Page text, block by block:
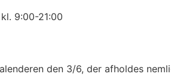
9:00-21:00
den 3/6, der afholdes